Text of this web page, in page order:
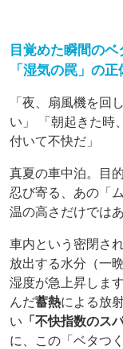
目覚めた瞬間の
「湿気の罠」の正
「夜、扇風機を回
い」 「朝起きた時
付いて不快だ」
真夏の車中泊。目
忍び寄る、あの「
温の高さだけでは
車内という密閉さ
放出する水分（一
湿度が急上昇しま
んだ蓄熱による放
い 「不快指数のス
に、この「ベタつ